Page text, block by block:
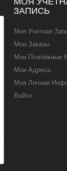
ЗАПИСЬ
Моя Учетная
Мои Заказы
Мои Платёжные
Мои Адреса
Моя Личная
Войти